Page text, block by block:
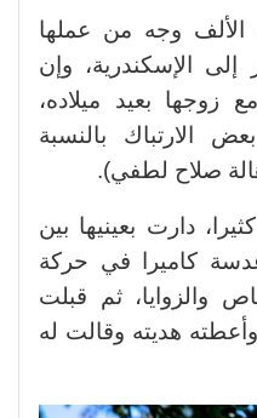
الألف وجه من عملها
الإسكندرية، وإن
زوجها بعيد ميلاده،
الارتباك بالنسبة
صلاح لطفي).
دارت بعينيها بين
كاميرا في حركة
والزوايا، ثم قبلت
هديته وقالت له